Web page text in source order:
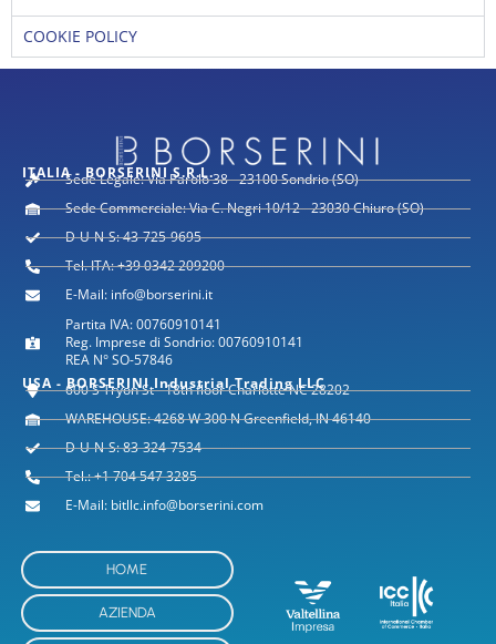
COOKIE POLICY
ITALIA - BORSERINI S.R.L.
Sede Legale: Via Parolo 38 - 23100 Sondrio (SO)
Sede Commerciale: Via C. Negri 10/12 - 23030 Chiuro (SO)
D-U-N-S: 43-725-9695
Tel. ITA: +39 0342 209200
E-Mail: info@borserini.it
Partita IVA: 00760910141
Reg. Imprese di Sondrio: 00760910141
REA N° SO-57846
USA - BORSERINI Industrial Trading LLC
600 S Tryon St - 18th floor Charlotte NC 28202
WAREHOUSE: 4268 W 300 N Greenfield, IN 46140
D-U-N-S: 83-324-7534
Tel.: +1 704 547 3285
E-Mail: bitllc.info@borserini.com
HOME
AZIENDA